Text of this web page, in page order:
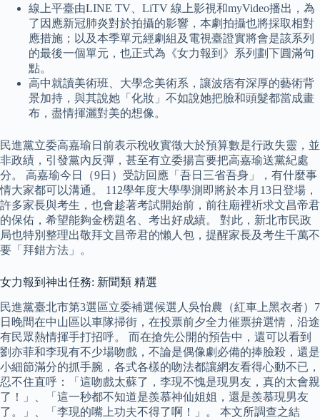
線上平臺由LINE TV、LiTV 線上影視和myVideo播出，為
了因應新冠肺炎對於拍攝的影響，本劇拍攝也將採取相對
應措施；以及本季單元經劇組及電視臺證實將會是該系列
的最後一個單元，也正式為《女力報到》系列劃下圓滿句
點。
高中就讀美術班、大學念美術系，讓波痞有深厚的藝術背
景加持，與其說她「化妝」不如說她把臉和頭髮都當成畫
布，盡情揮灑對美的想像。
民進黨立委高嘉瑜日前表示稅收實徵大於預算數是行政失靈，並
非政績，引發黨內反彈，甚至有立委揚言要把高嘉瑜送黨紀處
分。 高嘉瑜今日（9日）受訪回應「吾日三省吾身」，有什麼事
情大家都可以溝通。 112學年度大學學測即將於本月13日登場，
許多家長與考生，也會趁著考試開始前，前往廟裡祈求文昌帝君
的保佑，希望能夠金榜題名、考出好成績。 對此，新北市民政
局也特別整理出敬拜文昌帝君的懶人包，提醒家長及考生千萬不
要「拜錯方法」。
女力報到神出任務: 新聞類 精選
民進黨臺北市第3選區立委補選候選人吳怡農（紅車上黑衣者）7
日晚間在中山區以車隊掃街，在投票前夕全力催票拚選情，沿途
有民眾熱情揮手打招呼。 而在搶先公開的預告中，還可以看到
劉亦菲和李現有不少場吻戲，不論是偶像劇必備的捧臉殺，還是
小細節滿分的抓手腕，各式各樣的吻法都讓網友看得心動不已，
忍不住直呼：「這吻戲太蘇了，李現不愧是現男友，真的太會親
了！」、「這一秒都不知道是羨慕神仙姐姐，還是羨慕現男友
了。」、「李現的嘴上功夫不得了啊！」。 本文所調查之結